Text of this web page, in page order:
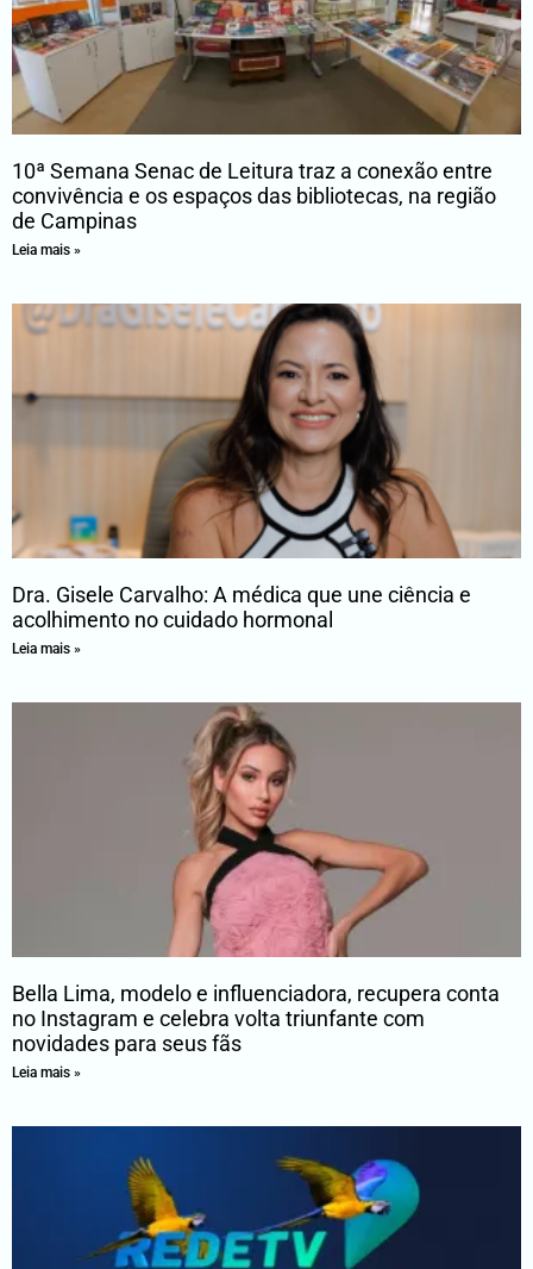
10ª Semana Senac de Leitura traz a conexão entre
convivência e os espaços das bibliotecas, na região
de Campinas
Leia mais »
Dra. Gisele Carvalho: A médica que une ciência e
acolhimento no cuidado hormonal
Leia mais »
Bella Lima, modelo e influenciadora, recupera conta
no Instagram e celebra volta triunfante com
novidades para seus fãs
Leia mais »